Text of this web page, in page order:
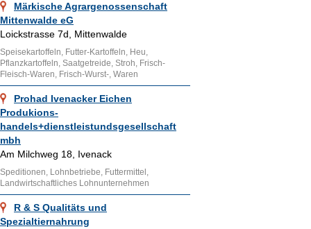
Märkische Agrargenossenschaft
Mittenwalde eG
Loickstrasse 7d, Mittenwalde
Speisekartoffeln, Futter-Kartoffeln, Heu,
Pflanzkartoffeln, Saatgetreide, Stroh, Frisch-
Fleisch-Waren, Frisch-Wurst-, Waren
Prohad Ivenacker Eichen
Produkions-
handels+dienstleistundsgesellschaft
mbh
Am Milchweg 18, Ivenack
Speditionen, Lohnbetriebe, Futtermittel,
Landwirtschaftliches Lohnunternehmen
R & S Qualitäts und
Spezialtiernahrung